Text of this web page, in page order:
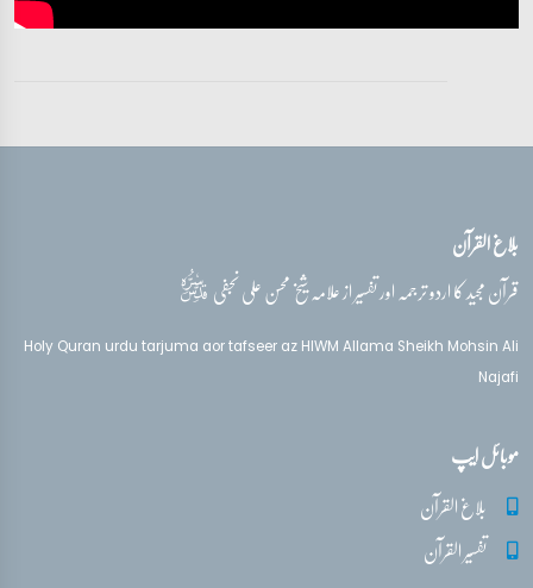
بلاغ القرآن
قرآن مجید کا اردو ترجمہ اور تفسیر از علامہ شیخ محسن علی نجفیقدس‌سره
Holy Quran urdu tarjuma aor tafseer az HIWM Allama Sheikh Mohsin Ali
Najafi
موبائل ایپ
بلاغ القرآن
تفسیر القرآن